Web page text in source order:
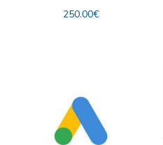
250.00€